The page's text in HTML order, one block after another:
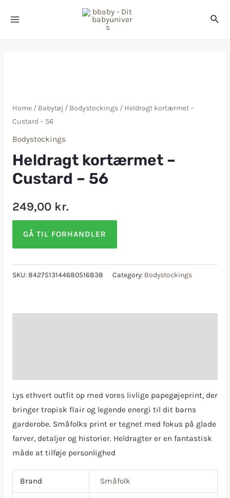
Home/ Babytøj / Bodystockings/ Heldragt kortærmet –
Custard – 56
Bodystockings
Heldragt kortærmet –
Custard – 56
249,00 kr.
GÅ TIL FORHANDLER
SKU:8427513144680516838 Category: Bodystockings
Lys ethvert outfit op med vores livlige papegøjeprint, der
bringer tropisk flair og legende energi til dit barns
garderobe. Småfolks print er tegnet med fokus på glade
farver, detaljer og historier. Heldragter er en fantastisk
måde at tilføje personlighed
Brand Småfolk